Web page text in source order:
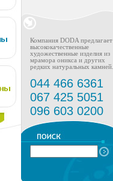
Компания DODA предлагает
высококачественные
художественные изделия из
мрамора оникса и других
редких натуральных камней.
044 466 6361
067 425 5051
096 603 0200